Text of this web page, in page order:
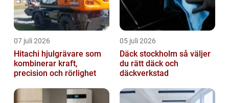
07 juli 2026
Hitachi hjulgrävare som
kombinerar kraft,
precision och rörlighet
05 juli 2026
Däck stockholm så väljer
du rätt däck och
däckverkstad